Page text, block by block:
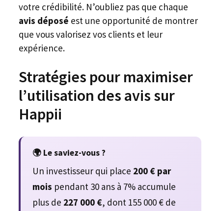
votre crédibilité. N’oubliez pas que chaque
avis déposé est une opportunité de montrer
que vous valorisez vos clients et leur
expérience.
Stratégies pour maximiser
l’utilisation des avis sur
Happii
🌍 Le saviez-vous ?
Un investisseur qui place 200 € par
mois pendant 30 ans à 7% accumule
plus de 227 000 €, dont 155 000 € de